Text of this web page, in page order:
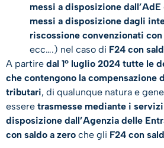
messi a disposizione dall’AdE
messi a disposizione dagli
riscossione convenzionati con
ecc….) nel caso di F24 con
A partire dal 1° luglio 2024 tutte le
che contengono la
tributari, di qualunque natura e
essere trasmesse mediante i
disposizione dall’Agenzia delle
con saldo a zero che gli F24 con